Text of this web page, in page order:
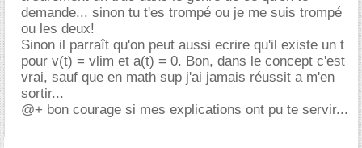
demande... sinon tu t'es trompé ou je me suis trompé
ou les deux!
Sinon il parraît qu'on peut aussi ecrire qu'il existe un t
pour v(t) = vlim et a(t) = 0. Bon, dans le concept c'est
vrai, sauf que en math sup j'ai jamais réussit a m'en
sortir...
@+ bon courage si mes explications ont pu te servir...